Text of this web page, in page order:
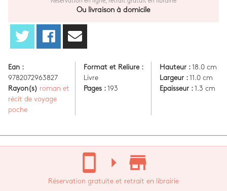
Ou livraison à domicile
Ean :
9782072963827
Rayon(s) roman et
récit de voyage
poche
Format et Reliure :
Livre
Pages : 193
Hauteur :18.0 cm
Largeur :11.0 cm
Epaisseur :1.3 cm
stay_current_portrait arrow_right store_mall_directory
Réservation gratuite et retrait en librairie